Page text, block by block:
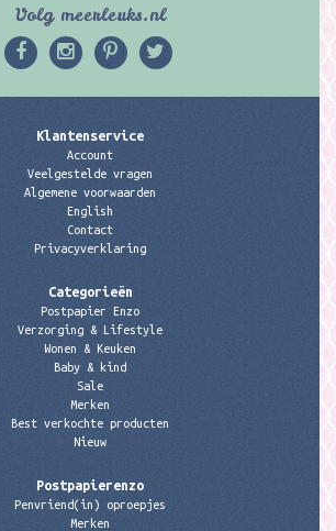
Volg meerleuks.nl
Klantenservice
Account
Veelgestelde vragen
Algemene voorwaarden
English
Contact
Privacyverklaring
Categorieën
Postpapier Enzo
Verzorging & Lifestyle
Wonen & Keuken
Baby & kind
Sale
Merken
Best verkochte producten
Nieuw
Postpapierenzo
Penvriend(in) oproepjes
Merken